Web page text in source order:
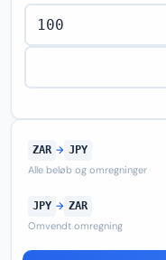
ZAR → JPY
Alle beløb og omregninger
JPY → ZAR
Omvendt omregning